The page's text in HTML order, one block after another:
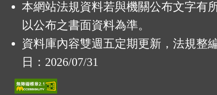
本網站法規資料若與機關公布文字有
以公布之書面資料為準。
資料庫內容雙週五定期更新，法規整
日：2026/07/31